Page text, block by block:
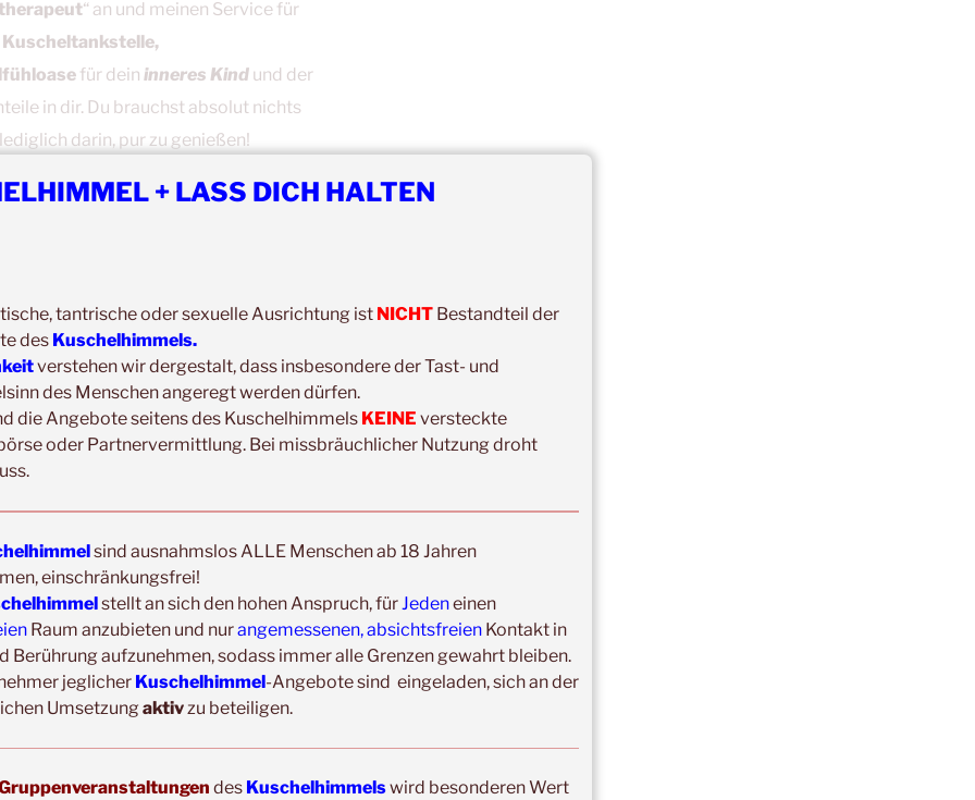
“ an und meinen Service für
Kuscheltankstelle,
für dein inneres Kind und der
in dir. Du brauchst absolut nichts
darin, pur zu genießen!
geschützten Raumund in einer
Berühren möchte ich
über den Körper ist
sindwederin sinnlichemnochin
Kontext zu sehen. Es geht
Kuscheln, professionelles Halten,
Interaktionen (Küssen oder
weiteren persönlichen Tabuzonen)
berühren nurmit deiner
nur Körperbereiche außerhalb
sind überschaubar; die
+ LASS DICH HALTEN
tantrische oder sexuelle Ausrichtung ist NICHT Bestandteil der
des Kuschelhimmels.
verstehen wir dergestalt, dass insbesondere der Tast- und
des Menschen angeregt werden dürfen.
die Angebote seitens des Kuschelhimmels KEINE versteckte
oder Partnervermittlung. Bei missbräuchlicher Nutzung droht
sind ausnahmslos ALLE Menschen ab 18 Jahren
einschränkungsfrei!
stellt an sich den hohen Anspruch, für Jedeneinen
Raum anzubieten und nurangemessenen, absichtsfreien Kontakt in
Berührung aufzunehmen, sodass immer alle Grenzen gewahrt bleiben.
jeglicher Kuschelhimmel-Angebote sind eingeladen, sich an der
Umsetzung aktiv zu beteiligen.
des Kuschelhimmelswird besonderen Wert